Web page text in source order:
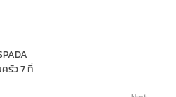
รัว 7 ที่